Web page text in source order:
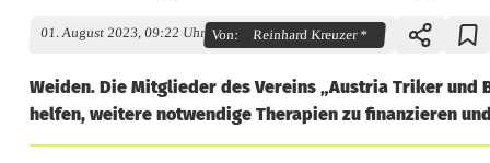
01. August 2023, 09:22 Uhr Von: Reinhard Kreuzer *
Weiden. Die Mitglieder des Vereins „Austria Triker
helfen, weitere notwendige Therapien zu finanzieren